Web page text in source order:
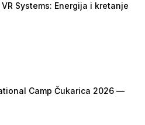
Systems: Energija i kretanje
Camp Čukarica 2026 —